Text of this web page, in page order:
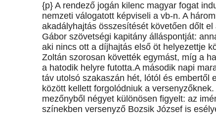
{p} A rendező jogán kilenc magyar fogat
nemzeti válogatott képviseli a vb-n. A
akadályhajtás összesítését követően dőlt
Gábor szövetségi kapitány álláspontját:
aki nincs ott a díjhajtás első öt helyezettje
Zoltán szorosan követték egymást, míg a
a hatodik helyre futotta.A második napi
táv utolsó szakaszán hét, lótól és embertől
között kellett forgolódniuk a
mezőnyből négyet különösen figyelt: az
színekben versenyző Bozsik József is